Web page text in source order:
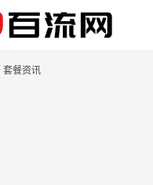
套餐资讯